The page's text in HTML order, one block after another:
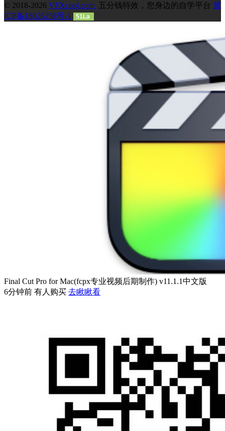
© 2018-2026 VFXcool.com 五分钱特效，您身边的自学平台 冀
ICP备18026256号-1
51La
Final Cut Pro for Mac(fcpx专业视频后期制作) v11.1.1中文版
6分钟前 有人购买 去瞅瞅看